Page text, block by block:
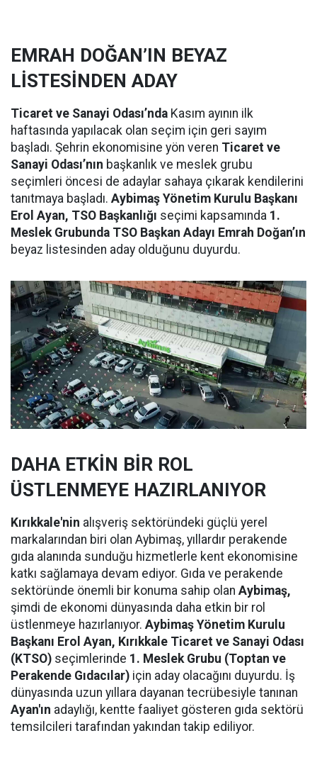
EMRAH DOĞAN’IN BEYAZ
LİSTESİNDEN ADAY
Ticaret ve Sanayi Odası’nda Kasım ayının ilk
haftasında yapılacak olan seçim için geri sayım
başladı. Şehrin ekonomisine yön veren Ticaret ve
Sanayi Odası’nın başkanlık ve meslek grubu
seçimleri öncesi de adaylar sahaya çıkarak kendilerini
tanıtmaya başladı. Aybimaş Yönetim Kurulu Başkanı
Erol Ayan, TSO Başkanlığı seçimi kapsamında 1.
Meslek Grubunda TSO Başkan Adayı Emrah Doğan’ın
beyaz listesinden aday olduğunu duyurdu.
DAHA ETKİN BİR ROL
ÜSTLENMEYE HAZIRLANIYOR
Kırıkkale'nin alışveriş sektöründeki güçlü yerel
markalarından biri olan Aybimaş, yıllardır perakende
gıda alanında sunduğu hizmetlerle kent ekonomisine
katkı sağlamaya devam ediyor. Gıda ve perakende
sektöründe önemli bir konuma sahip olan Aybimaş,
şimdi de ekonomi dünyasında daha etkin bir rol
üstlenmeye hazırlanıyor. Aybimaş Yönetim Kurulu
Başkanı Erol Ayan, Kırıkkale Ticaret ve Sanayi Odası
(KTSO) seçimlerinde 1. Meslek Grubu (Toptan ve
Perakende Gıdacılar) için aday olacağını duyurdu. İş
dünyasında uzun yıllara dayanan tecrübesiyle tanınan
Ayan'ın adaylığı, kentte faaliyet gösteren gıda sektörü
temsilcileri tarafından yakından takip ediliyor.